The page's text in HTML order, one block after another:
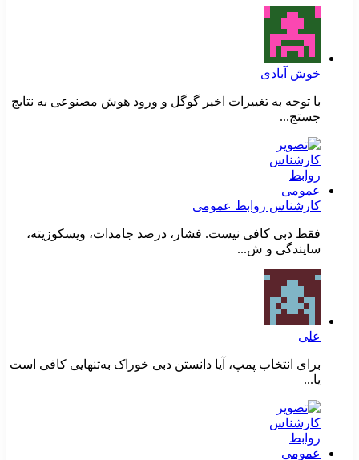
خوش آبادی
با توجه به تغییرات اخیر گوگل و ورود هوش مصنوعی به نتایج
جستج...
کارشناس روابط عمومی
فقط دبی کافی نیست. فشار، درصد جامدات، ویسکوزیته،
سایندگی و ش...
علی
برای انتخاب پمپ، آیا دانستن دبی خوراک به‌تنهایی کافی است
یا...